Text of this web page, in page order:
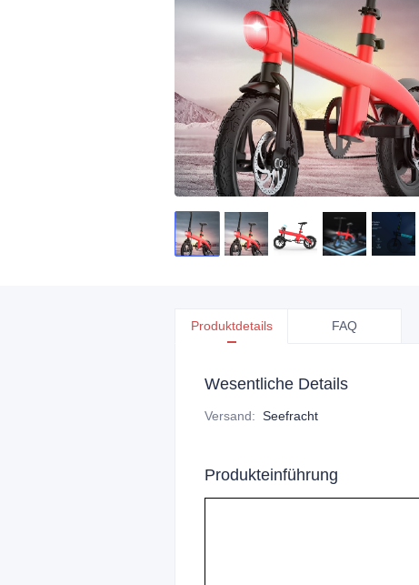
Produktdetails FAQ
Wesentliche Details
Versand: Seefracht
Produkteinführung